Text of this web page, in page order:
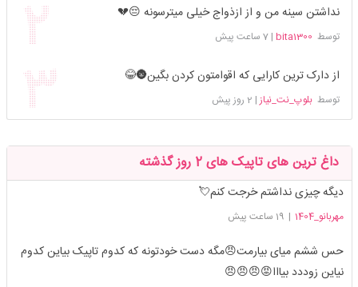
نداشتن سینه من و از ازذواج خیلی میترسونه 😔💔
توسط bita1300
|7 ساعت پیش
از دارک ترین کارایی که اقوامتون کردن بگین🌚😂
توسطبلوپ_نت_نیاز | 2 روز پیش
داغ ترین های تاپیک های 2 روز گذشته
دیگه چیزی نداشتم خرجت کنم💘
مهربانو_1404 | 19 ساعت پیش
حس ششم میای بیارمت😠مگه دست خودتونه که کدوم تاپیک بیاین کدوم
نیاین زوددد بیااا😡😠😠😠